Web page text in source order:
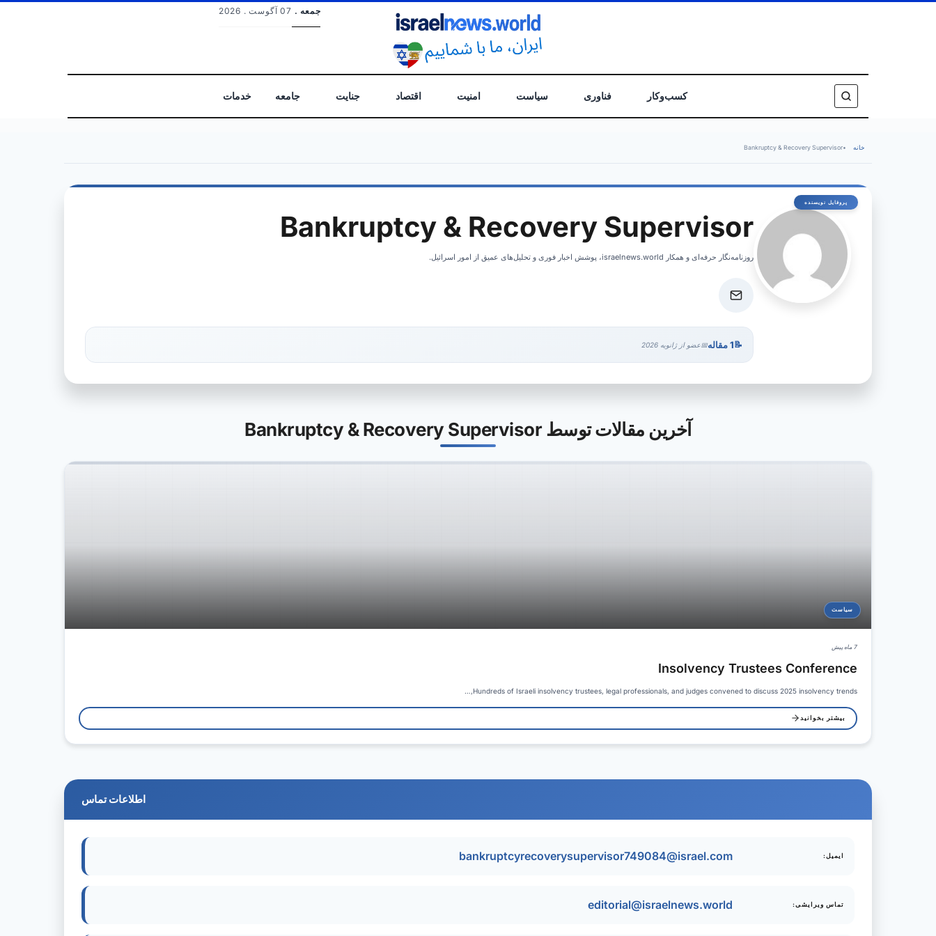
جمعه . 07 آگوست . 2026
کسب‌وکار فناوری سیاست امنیت اقتصاد جنایت جامعه خدمات
خانه •
Bankruptcy & Recovery Supervisor
Bankruptcy & Recovery Supervisor
روزنامه‌نگار حرفه‌ای و همکار israelnews.world، پوشش اخبار فوری و تحلیل‌های عمیق از امور اسرائیل.
1 مقاله عضو از ژانویه 2026
آخرین مقالات توسط Bankruptcy & Recovery Supervisor
سیاست
7 ماه پیش
Insolvency Trustees Conference
Hundreds of Israeli insolvency trustees, legal professionals, and judges convened to discuss 2025 insolvency trends,…
بیشتر بخوانید
اطلاعات تماس
ایمیل: bankruptcyrecoverysupervisor749084@israel.com
تماس ویرایشی: editorial@israelnews.world